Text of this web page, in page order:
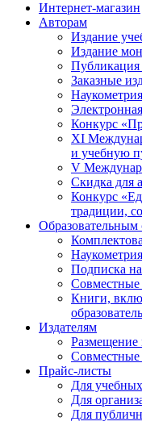
Интернет-магазин
Авторам
Издание
Издание
Публикация
Заказные
Наукометрия
Конкурс
XI
и учебную
V
Скидка для
Конкурс
традиции,
Образовательным
Наукометрия
Подписка
Совместные
Книги,
Издателям
Размещение
Совместные
Прайс-листы
Для
Для
Для